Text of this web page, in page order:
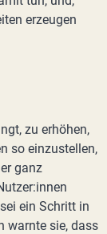
erzeugen
zu erhöhen,
so einzustellen,
ganz
ein Schritt in
warnte sie, dass